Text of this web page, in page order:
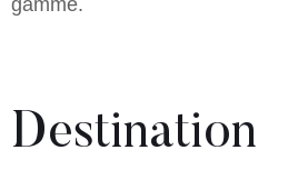
Destination